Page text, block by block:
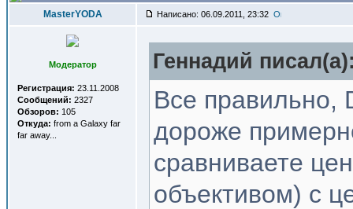
MasterYODA Написано: 06.09.2011, 23:32
Модератор
Регистрация: 23.11.2008
Сообщений: 2327
Обзоров: 105
Откуда: from a Galaxy far
far away...
Геннадий
Все правильно,
дороже
сравниваете
объективом) с